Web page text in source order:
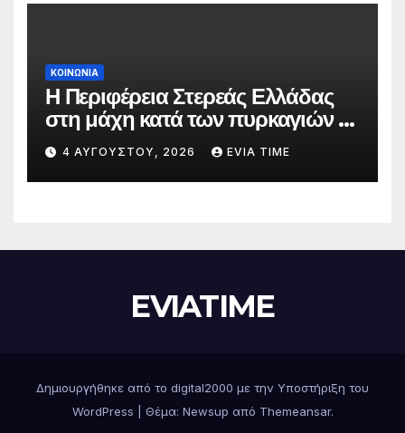
ΚΟΙΝΩΝΙΑ
Η Περιφέρεια Στερεάς Ελλάδας
στη μάχη κατά των πυρκαγιών –
Δράσεις και στήριξη σε πέντε
περιφερειακές ενότητες
4 ΑΥΓΟΎΣΤΟΥ, 2026 EVIA TIME
EVIATIME
Δημιουργήθηκε από το digital2000 με την Υποστήριξη του
WordPress
Θέμα: Newsup από Themeansar.